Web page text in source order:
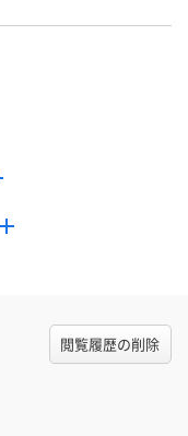
閲覧履歴の削除